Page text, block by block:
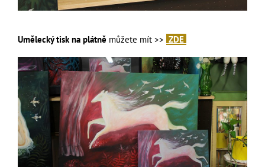
Umělecký tisk na plátně můžete mít >> ZDE